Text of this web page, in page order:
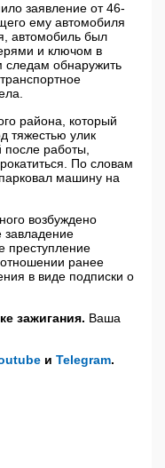
заявление от 46-
ему автомобиля
автомобиль был
и ключом в
следам обнаружить
района, который
тяжестью улик
работы,
По словам
машину на
возбуждено
преступление
ранее
в виде подписки о
зажигания. Ваша
и Telegram.